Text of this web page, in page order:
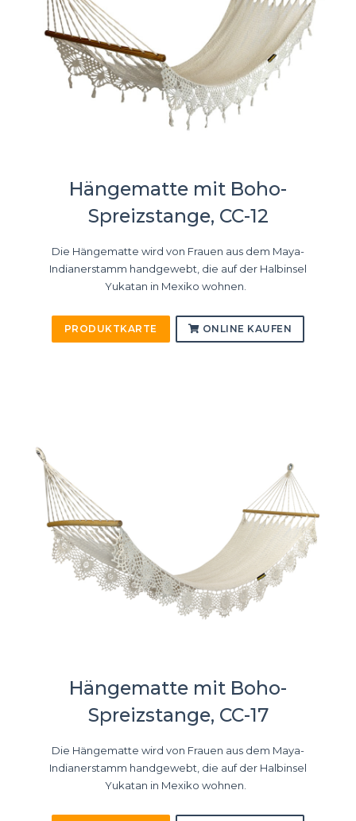
Hängematte mit Boho-
Spreizstange, CC-12
Die Hängematte wird von Frauen aus dem Maya-
Indianerstamm handgewebt, die auf der Halbinsel
Yukatan in Mexiko wohnen.
PRODUKTKARTE ONLINE KAUFEN
Hängematte mit Boho-
Spreizstange, CC-17
Die Hängematte wird von Frauen aus dem Maya-
Indianerstamm handgewebt, die auf der Halbinsel
Yukatan in Mexiko wohnen.